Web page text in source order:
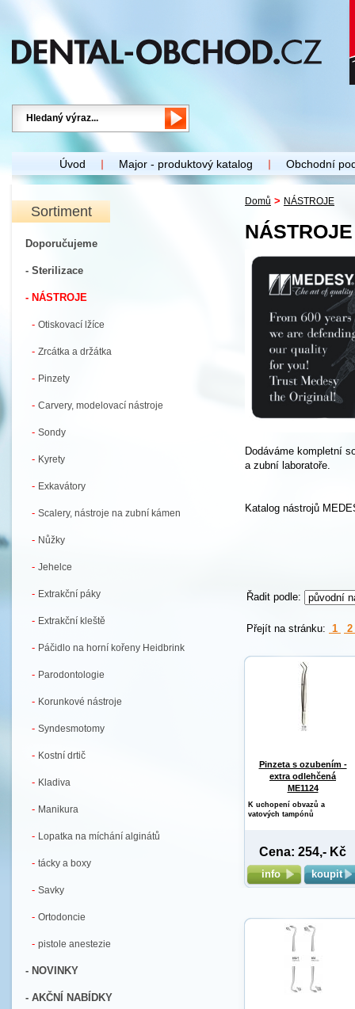
Úvod Major - produktový katalog Obchodní
Sortiment
Doporučujeme
- Sterilizace
- NÁSTROJE
- Otiskovací lžíce
- Zrcátka a držátka
- Pinzety
- Carvery, modelovací nástroje
- Sondy
- Kyrety
- Exkavátory
- Scalery, nástroje na zubní kámen
- Nůžky
- Jehelce
- Extrakční páky
- Extrakční kleště
- Páčidlo na horní kořeny Heidbrink
- Parodontologie
- Korunkové nástroje
- Syndesmotomy
- Kostní drtič
- Kladiva
- Manikura
- Lopatka na míchání alginátů
- tácky a boxy
- Savky
- Ortodoncie
- pistole anestezie
- NOVINKY
- AKČNÍ NABÍDKY
Domů > NÁSTROJE
NÁSTROJE
Dodáváme kompletní
a zubní laboratoře.
Katalog nástrojů
Řadit podle:
Přejít na stránku: 1 2
Pinzeta s ozubením -
extra odlehčená
ME1124
K uchopení obvazů a
vatových tampónů
Cena: 254,- Kč
info koupit